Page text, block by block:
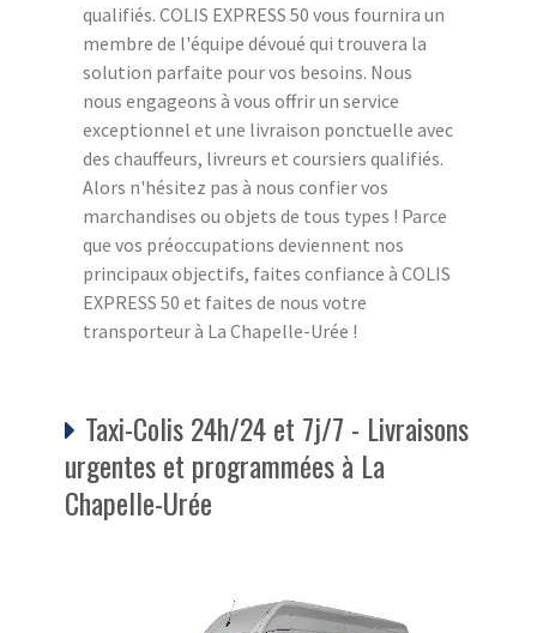
qualifiés. COLIS EXPRESS 50 vous fournira un
membre de l'équipe dévoué qui trouvera la
solution parfaite pour vos besoins. Nous
nous engageons à vous offrir un service
exceptionnel et une livraison ponctuelle avec
des chauffeurs, livreurs et coursiers qualifiés.
Alors n'hésitez pas à nous confier vos
marchandises ou objets de tous types ! Parce
que vos préoccupations deviennent nos
principaux objectifs, faites confiance à COLIS
EXPRESS 50 et faites de nous votre
transporteur à La Chapelle-Urée !
Taxi-Colis 24h/24 et 7j/7 - Livraisons
urgentes et programmées à La
Chapelle-Urée